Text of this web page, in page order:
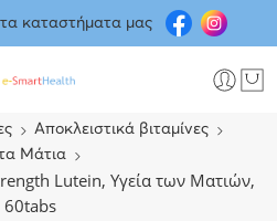
καταστήματα μας
Αποκλειστικά βιταμίνες
τα Μάτια
Lutein, Υγεία των Ματιών,
60tabs